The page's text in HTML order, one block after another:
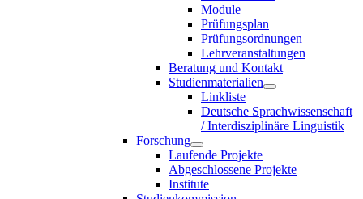
Module
Prüfungsplan
Prüfungsordnungen
Lehrveranstaltungen
Beratung und Kontakt
Studienmaterialien
Linkliste
Deutsche Sprachwissenschaft
/ Interdisziplinäre Linguistik
Forschung
Laufende Projekte
Abgeschlossene Projekte
Institute